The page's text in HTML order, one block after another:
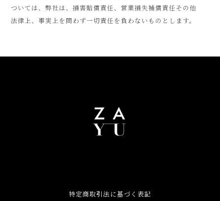
ついては、弊社は、損害賠償責任、営業損失補償責任その他
法律上、事実上を問わず一切責任を負わないものとします。
特定商取引法に基づく表記